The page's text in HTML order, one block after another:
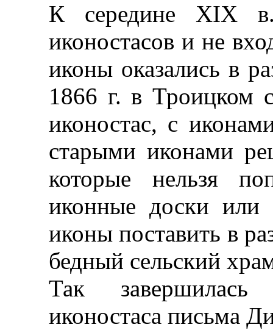
К середине XIX
иконостасов и не
иконы оказались в
1866 г. в Троицком
иконостас, с
старыми иконами
которые нельзя
иконные доски или
иконы поставить в
бедный сельский
Так завершилась
иконостаса письма